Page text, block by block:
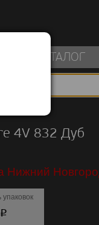
КАТАЛОГ
4V 832 Дуб
Нижний
p